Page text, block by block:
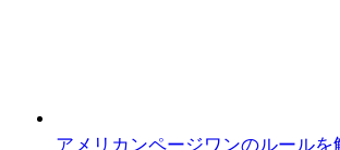
アメリカンページワンのルール